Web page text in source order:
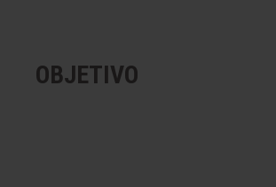
OBJETIVO